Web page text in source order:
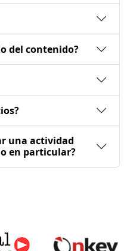
del contenido?
una actividad
en particular?